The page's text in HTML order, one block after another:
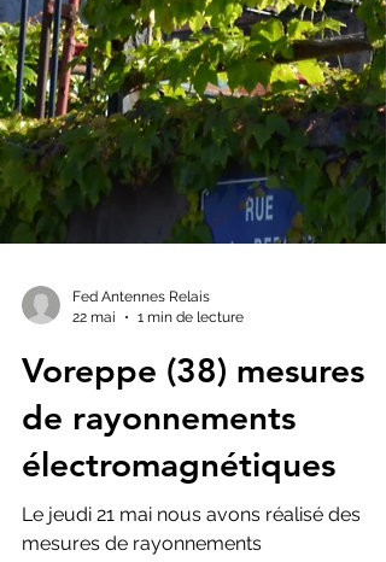
Fed Antennes Relais
22 mai
1 min de lecture
Voreppe (38) mesures
de rayonnements
électromagnétiques